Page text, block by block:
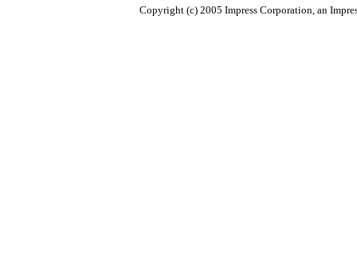
Copyright (c) 2005 Impress Corporation, an